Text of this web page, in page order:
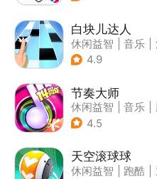
白块儿达人
休闲益智 音乐
| 多比特
4.9
节奏大师
休闲益智 音乐
4.5
天空滚球球
休闲益智 跑酷